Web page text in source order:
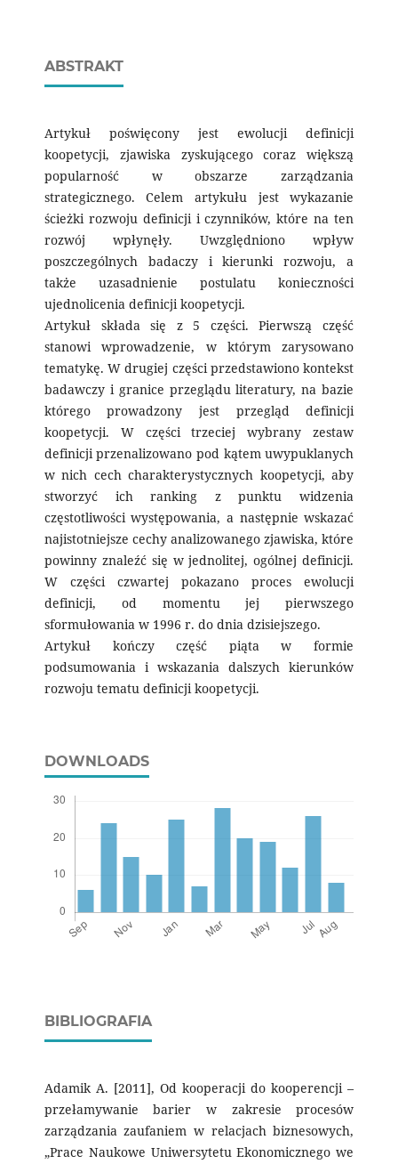
ABSTRAKT
Artykuł poświęcony jest ewolucji definicji
koopetycji, zjawiska zyskującego coraz większą
popularność w obszarze zarządzania
strategicznego. Celem artykułu jest wykazanie
ścieżki rozwoju definicji i czynników, które na ten
rozwój wpłynęły. Uwzględniono wpływ
poszczególnych badaczy i kierunki rozwoju, a
także uzasadnienie postulatu konieczności
ujednolicenia definicji koopetycji.
Artykuł składa się z 5 części. Pierwszą część
stanowi wprowadzenie, w którym zarysowano
tematykę. W drugiej części przedstawiono kontekst
badawczy i granice przeglądu literatury, na bazie
którego prowadzony jest przegląd definicji
koopetycji. W części trzeciej wybrany zestaw
definicji przenalizowano pod kątem uwypuklanych
w nich cech charakterystycznych koopetycji, aby
stworzyć ich ranking z punktu widzenia
częstotliwości występowania, a następnie wskazać
najistotniejsze cechy analizowanego zjawiska, które
powinny znaleźć się w jednolitej, ogólnej definicji.
W części czwartej pokazano proces ewolucji
definicji, od momentu jej pierwszego
sformułowania w 1996 r. do dnia dzisiejszego.
Artykuł kończy część piąta w formie
podsumowania i wskazania dalszych kierunków
rozwoju tematu definicji koopetycji.
DOWNLOADS
BIBLIOGRAFIA
Adamik A. [2011], Od kooperacji do kooperencji –
przełamywanie barier w zakresie procesów
zarządzania zaufaniem w relacjach biznesowych,
„Prace Naukowe Uniwersytetu Ekonomicznego we